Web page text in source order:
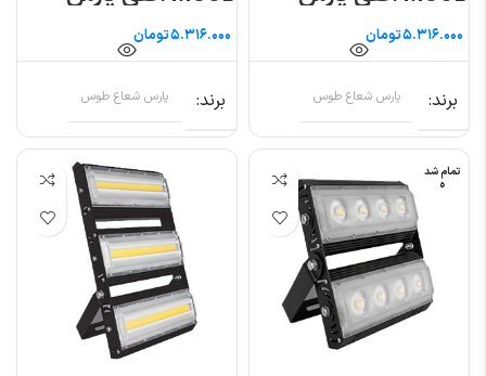
شعاع توس
تومان
برند پارس شعاع طوس
شعاع توس
تومان
برند پارس شعاع طوس
تمام شد
ه